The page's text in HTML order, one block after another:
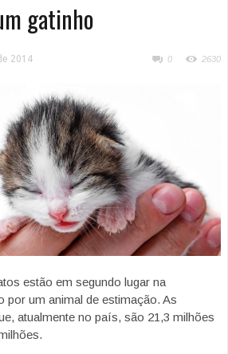
gatinho
2014 0 2630
estão em segundo lugar na
por um animal de estimação. As
atualmente no país, são 21,3 milhões